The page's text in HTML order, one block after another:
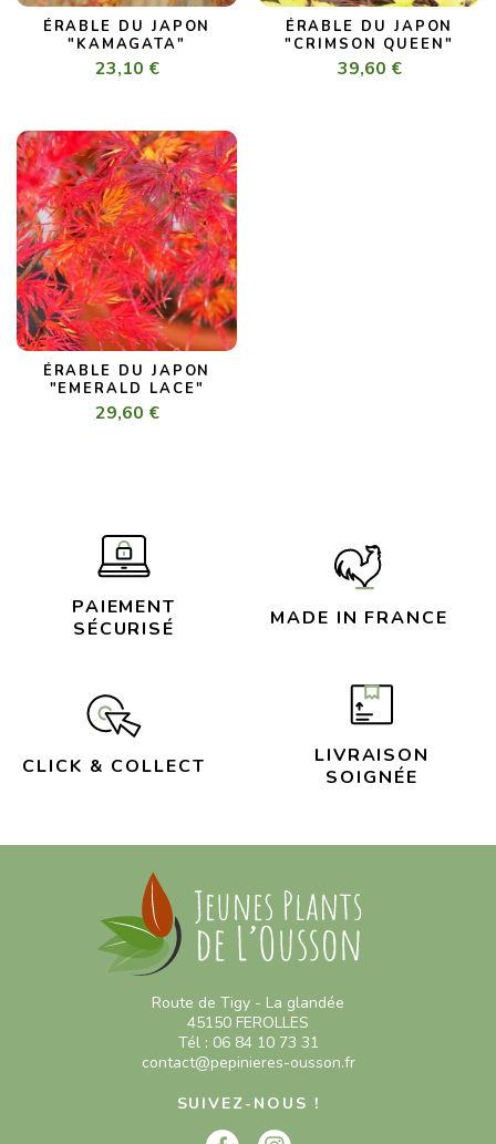
ÉRABLE DU JAPON
"KAMAGATA"
23,10 €
ÉRABLE DU JAPON
"CRIMSON QUEEN"
39,60 €
ÉRABLE DU JAPON
"EMERALD LACE"
29,60 €
PAIEMENT
SÉCURISÉ
MADE IN FRANCE
CLICK & COLLECT
LIVRAISON
SOIGNÉE
Route de Tigy - La glandée
45150 FEROLLES
Tél : 06 84 10 73 31
contact@pepinieres-ousson.fr
SUIVEZ-NOUS !